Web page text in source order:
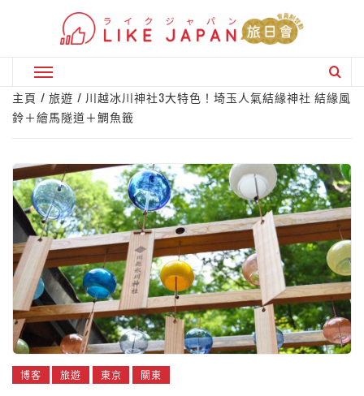
Primary
Menu
主頁 旅遊
川越冰川神社3大特色！埼玉人氣結緣神社 結緣風
鈴＋繪馬隧道＋鯛魚籤
博客 旅遊 東京 關東